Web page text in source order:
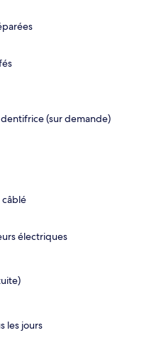
(sur demande)
électriques
les jours